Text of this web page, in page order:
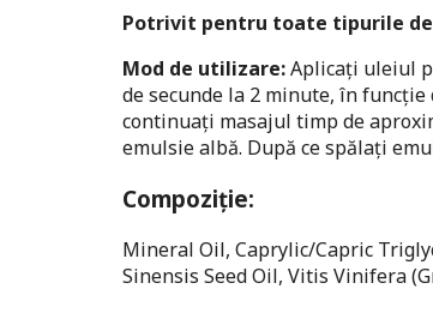
Potrivit pentru toate tipurile
Mod de utilizare:Aplicați uleiul
de secunde la 2 minute, în
continuați masajul timp de
emulsie albă. După ce spălați
Compoziție:
Mineral Oil, Caprylic/Capric
Sinensis Seed Oil, Vitis Vinifera